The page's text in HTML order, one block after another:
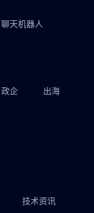
聊天机器人
政企 出海
技术资讯